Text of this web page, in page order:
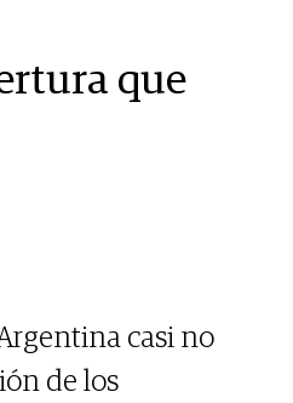
que
casi no
de los